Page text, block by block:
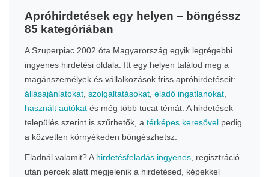
Apróhirdetések egy helyen – böngéssz
85 kategóriában
A Szuperpiac 2002 óta Magyarország egyik legrégebbi
ingyenes hirdetési oldala. Itt egy helyen találod meg a
magánszemélyek és vállalkozások friss apróhirdetéseit:
állásajánlatokat szolgáltatásokat eladó ingatlanokat
használt autókat és még több tucat témát. A hirdetések
település szerint is szűrhetők, a térképes keresővel pedig
a közvetlen környékeden böngészhetsz.
Eladnál valamit? A hirdetésfeladás ingyenes , regisztráció
után percek alatt megjelenik a hirdetésed, képekkel